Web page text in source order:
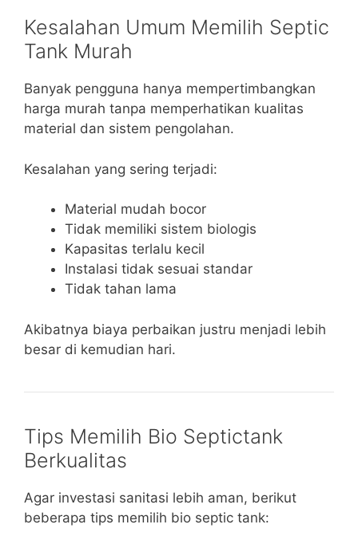
Kesalahan Umum Memilih Septic
Tank Murah
Banyak pengguna hanya mempertimbangkan
harga murah tanpa memperhatikan kualitas
material dan sistem pengolahan.
Kesalahan yang sering terjadi:
Material mudah bocor
Tidak memiliki sistem biologis
Kapasitas terlalu kecil
Instalasi tidak sesuai standar
Tidak tahan lama
Akibatnya biaya perbaikan justru menjadi lebih
besar di kemudian hari.
Tips Memilih Bio Septictank
Berkualitas
Agar investasi sanitasi lebih aman, berikut
beberapa tips memilih bio septic tank: